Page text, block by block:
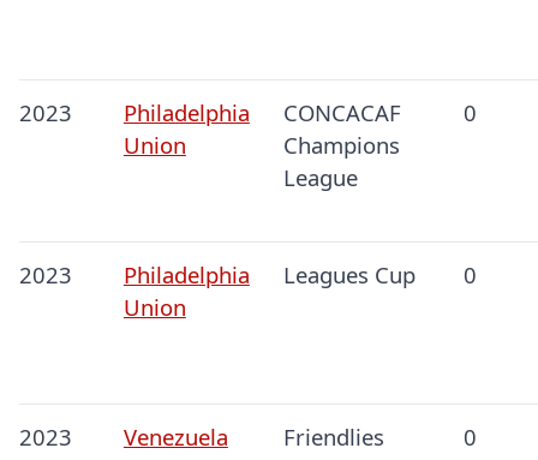
2023
Philadelphia
Union
CONCACAF
Champions
League
0
2023
Philadelphia
Union
Leagues Cup 0
2023 Venezuela Friendlies 0